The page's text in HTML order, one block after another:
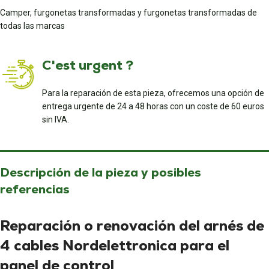
Camper, furgonetas transformadas y furgonetas transformadas de
todas las marcas
C'est urgent ?
Para la reparación de esta pieza, ofrecemos una opción de
entrega urgente de 24 a 48 horas con un coste de 60 euros
sin IVA.
Descripción de la pieza y posibles
referencias
Reparación o renovación del arnés de
4 cables Nordelettronica para el
panel de control